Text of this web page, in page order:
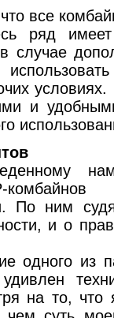
все
ряд
случае
и
По ним
и о
одного из
на то, что